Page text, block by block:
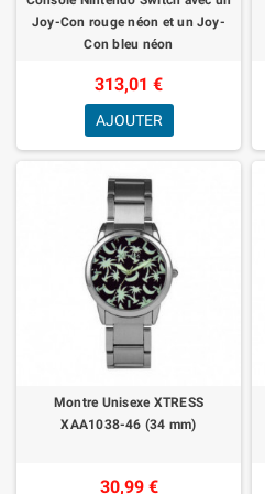
Joy-Con rouge néon et un Joy-
Con bleu néon
313,01 €
AJOUTER
Montre Unisexe XTRESS
XAA1038-46 (34 mm)
30,99 €